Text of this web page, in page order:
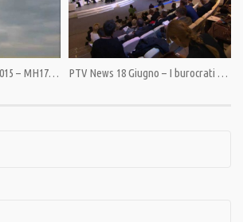
PTV News 14 ottobre 2015 – MH17: fu un missile BUK, lanciato da chi? PTV News 18 Giugno – I burocrati a Bruxelles confermano le sanzioni a Mosca